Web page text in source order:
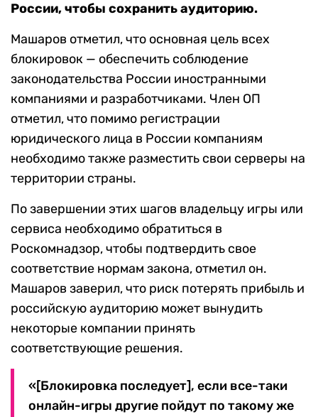
России, чтобы сохранить аудиторию.
Машаров отметил, что основная цель всех
блокировок — обеспечить соблюдение
законодательства России иностранными
компаниями и разработчиками. Член ОП
отметил, что помимо регистрации
юридического лица в России компаниям
необходимо также разместить свои серверы на
территории страны.
По завершении этих шагов владельцу игры или
сервиса необходимо обратиться в
Роскомнадзор, чтобы подтвердить свое
соответствие нормам закона, отметил он.
Машаров заверил, что риск потерять прибыль и
российскую аудиторию может вынудить
некоторые компании принять
соответствующие решения.
«[Блокировка последует], если все-таки
онлайн-игры другие пойдут по такому же